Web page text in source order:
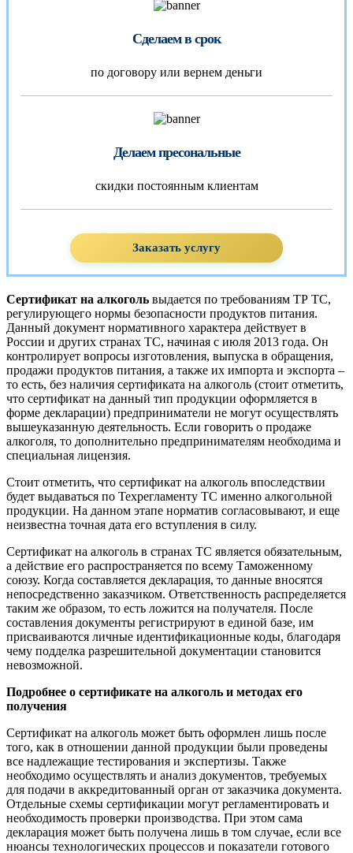
Сделаем в срок
по договору или вернем деньги
Делаем пресональные
скидки постоянным клиентам
Заказать услугу
Сертификат на алкоголь выдается по требованиям ТР ТС,
регулирующего нормы безопасности продуктов питания.
Данный документ нормативного характера действует в
России и других странах ТС, начиная с июля 2013 года. Он
контролирует вопросы изготовления, выпуска в обращения,
продажи продуктов питания, а также их импорта и экспорта –
то есть, без наличия сертификата на алкоголь (стоит отметить,
что сертификат на данный тип продукции оформляется в
форме декларации) предприниматели не могут осуществлять
вышеуказанную деятельность. Если говорить о продаже
алкоголя, то дополнительно предпринимателям необходима и
специальная лицензия.
Стоит отметить, что сертификат на алкоголь впоследствии
будет выдаваться по Техрегламенту ТС именно алкогольной
продукции. На данном этапе норматив согласовывают, и еще
неизвестна точная дата его вступления в силу.
Сертификат на алкоголь в странах ТС является обязательным,
а действие его распространяется по всему Таможенному
союзу. Когда составляется декларация, то данные вносятся
непосредственно заказчиком. Ответственность распределяется
таким же образом, то есть ложится на получателя. После
составления документы регистрируют в единой базе, им
присваиваются личные идентификационные коды, благодаря
чему подделка разрешительной документации становится
невозможной.
Подробнее о сертификате на алкоголь и методах его
получения
Сертификат на алкоголь может быть оформлен лишь после
того, как в отношении данной продукции были проведены
все надлежащие тестирования и экспертизы. Также
необходимо осуществлять и анализ документов, требуемых
для подачи в аккредитованный орган от заказчика документа.
Отдельные схемы сертификации могут регламентировать и
необходимость проверки производства. При этом сама
декларация может быть получена лишь в том случае, если все
нюансы технологических процессов и показатели готового